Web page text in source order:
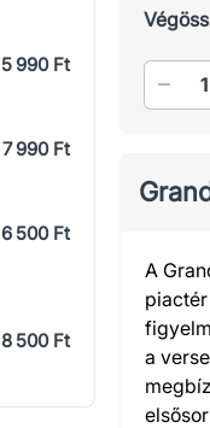
5 990 Ft
7 990 Ft
6 500 Ft
8 500 Ft
A
a